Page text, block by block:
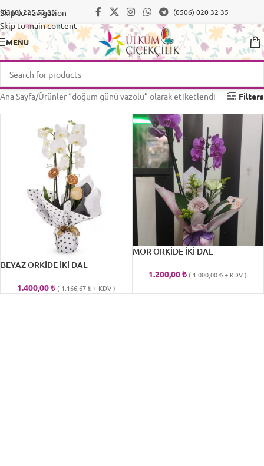
Skip to navigation
Skip to main content
(0318) 225 53 83 (0506) 020 32 35
MENU
Ana Sayfa Ürünler “doğum günü vazolu” olarak etiketlendi Filters
BEYAZ ORKİDE İKİ DAL
1.400,00₺ ( 1.166,67₺+ KDV )
MOR ORKİDE İKİ DAL
1.200,00₺ ( 1.000,00₺+ KDV )